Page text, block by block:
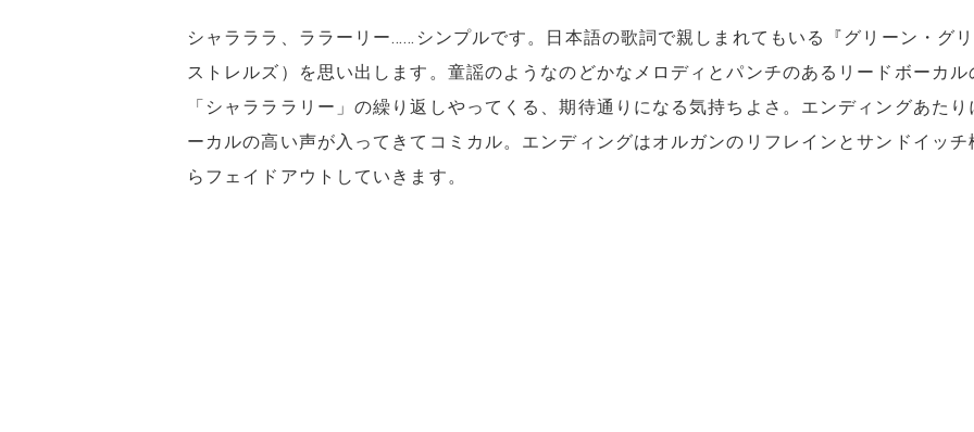
シャラララ、ララーリー……シンプルです。日本語の歌詞で親しまれてもいる『グリーン・グ
ストレルズ）を思い出します。童謡のようなのどかなメロディとパンチのあるリードボーカ
「シャラララリー」の繰り返しやってくる、期待通りになる気持ちよさ。エンディングあた
ーカルの高い声が入ってきてコミカル。エンディングはオルガンのリフレインとサンドイッ
らフェイドアウトしていきます。